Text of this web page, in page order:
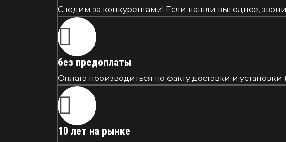
Следим за конкурентами! Если нашли выгоднее,
без предоплаты
Оплата производиться по факту доставки и
10 лет на рынке